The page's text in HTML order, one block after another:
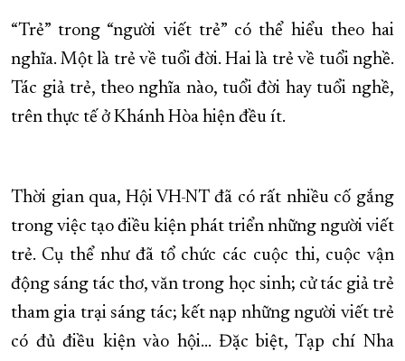
“Trẻ” trong “người viết trẻ” có thể hiểu theo hai
nghĩa. Một là trẻ về tuổi đời. Hai là trẻ về tuổi nghề.
Tác giả trẻ, theo nghĩa nào, tuổi đời hay tuổi nghề,
trên thực tế ở Khánh Hòa hiện đều ít.
Thời gian qua, Hội VH-NT đã có rất nhiều cố gắng
trong việc tạo điều kiện phát triển những người viết
trẻ. Cụ thể như đã tổ chức các cuộc thi, cuộc vận
động sáng tác thơ, văn trong học sinh; cử tác giả trẻ
tham gia trại sáng tác; kết nạp những người viết trẻ
có đủ điều kiện vào hội... Đặc biệt, Tạp chí Nha